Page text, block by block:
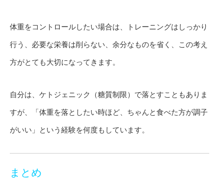
体重をコントロールしたい場合は、トレーニングはしっかり
行う、必要な栄養は削らない、余分なものを省く、この考え
方がとても大切になってきます。
自分は、ケトジェニック（糖質制限）で落とすこともありま
すが、「体重を落としたい時ほど、ちゃんと食べた方が調子
がいい」という経験を何度もしています。
まとめ